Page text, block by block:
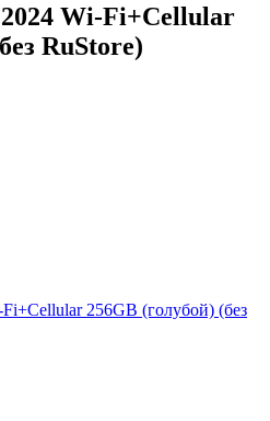
Wi-Fi+Cellular
RuStore)